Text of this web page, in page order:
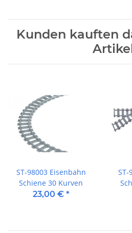
Kunden kauften
ST-98003 Eisenbahn
Schiene 30 Kurven
23,00 € *
ST-